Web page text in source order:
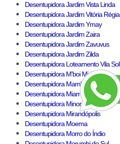
Desentupidora Jardim Vista Linda
Desentupidora Jardim Vitória Régia
Desentupidora Jardim Ymay
Desentupidora Jardim Zaira
Desentupidora Jardim Zavuvus
Desentupidora Jardim Zilda
Desentupidora Loteamento Vila Sol
Desentupidora M'boi Mirim
Desentupidora Mambu
Desentupidora Miami Paulista
Desentupidora Minor
Desentupidora Mirandópolis
Desentupidora Moema
Desentupidora Morro do Índio